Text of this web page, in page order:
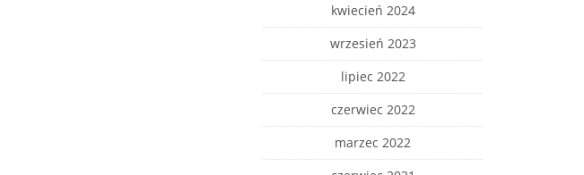
kwiecień 2024
wrzesień 2023
lipiec 2022
czerwiec 2022
marzec 2022